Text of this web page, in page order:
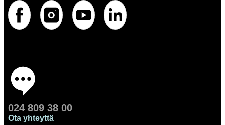
024 809 38 00
Ota yhteyttä